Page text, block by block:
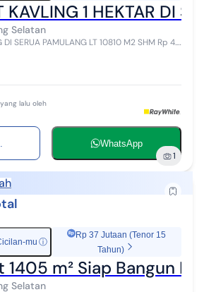
KAVLING 1 HEKTAR DI
Selatan
PAMULANG LT 10810 M2 SHM Rp 4.2
...
lalu oleh
WhatsApp
1
mu ⓘ
Rp 37 Jutaan (Tenor 15
Tahun)
1405 m² Siap Bangun Di
Selatan